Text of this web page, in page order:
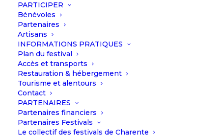
PARTICIPER
Bénévoles
Partenaires
Artisans
INFORMATIONS PRATIQUES
Plan du festival
Accès et transports
Restauration & hébergement
Tourisme et alentours
Contact
PARTENAIRES
Partenaires financiers
Partenaires Festivals
Le collectif des festivals de Charente
LE SITE DES RIBIÈRES
PROPOSE UN ESPACE
PARTENAIRES.